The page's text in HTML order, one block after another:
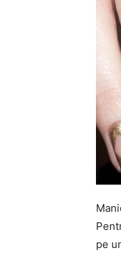
pe